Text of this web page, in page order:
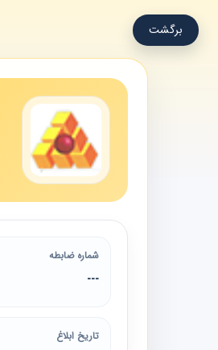
برگشت
شماره ضابطه
---
تاریخ ابلاغ